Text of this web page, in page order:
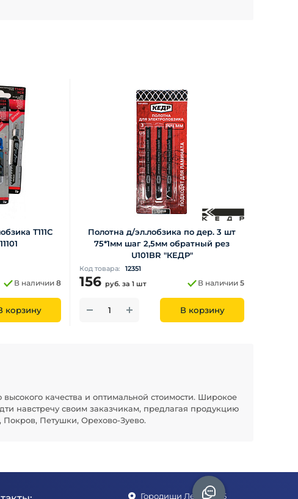
Т111С
В наличии 8
корзину
Полотна д/эл.лобзика по дер. 3 шт
75*1мм шаг 2,5мм обратный рез
U101BR "КЕДР"
Код товара: 12351
156 руб. за 1 шт В наличии 5
В корзину
качества и оптимальной стоимости. Широкое
навстречу своим заказчикам, предлагая продукцию
Петушки, Орехово-Зуево.
Городищи Ленина 1Б